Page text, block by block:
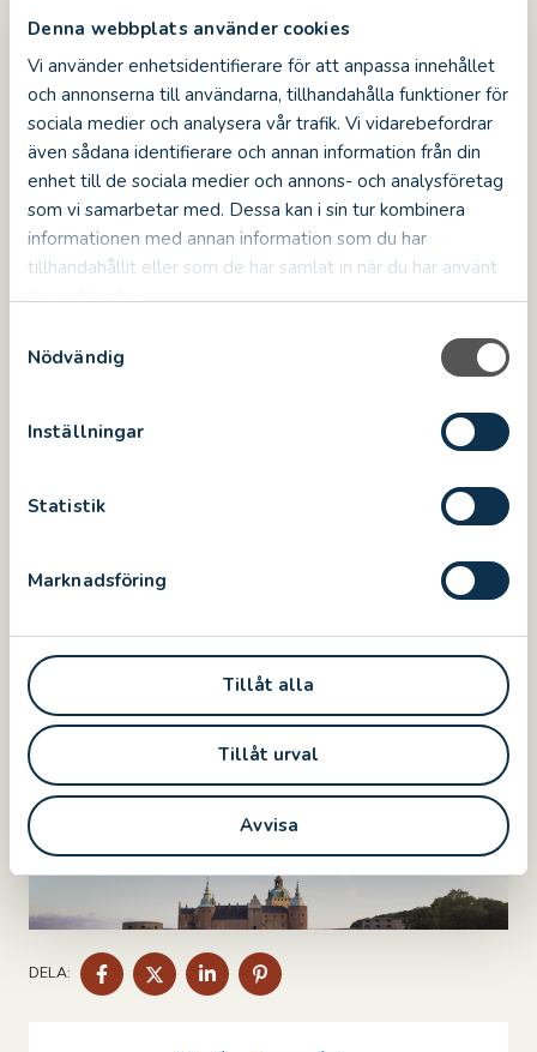
Denna webbplats använder cookies
Vi använder enhetsidentifierare för att anpassa innehållet
och annonserna till användarna, tillhandahålla funktioner för
sociala medier och analysera vår trafik. Vi vidarebefordrar
även sådana identifierare och annan information från din
enhet till de sociala medier och annons- och analysföretag
som vi samarbetar med. Dessa kan i sin tur kombinera
informationen med annan information som du har
tillhandahållit eller som de har samlat in när du har använt
deras tjänster.
Nödvändig
Inställningar
Statistik
Marknadsföring
Tillåt alla
Tillåt urval
Avvisa
från istiden till våra dagar. Simon J Berger är
seriens berättare. Programserien består av tio
delar och bygger på rekonstruktioner av
historiska skeenden och personer. Över 300
experter har bidragit till innehållet och 100 av
dem medverkar i serien.
DELA:
DELA
PÅ
FACEBOOK
DELA
PÅ
TWITTER
DELA
PÅ
LINKEDIN
PÅ